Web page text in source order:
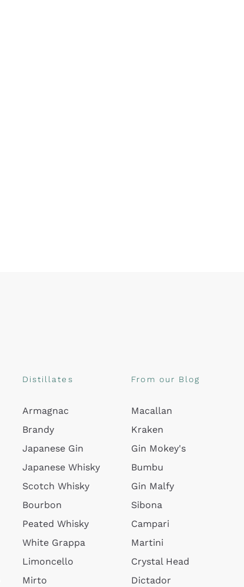
Distillates
Armagnac
Brandy
Japanese Gin
Japanese Whisky
Scotch Whisky
Bourbon
Peated Whisky
White Grappa
Limoncello
Mirto
From our Blog
Macallan
Kraken
Gin Mokey's
Bumbu
Gin Malfy
Sibona
Campari
Martini
Crystal Head
Dictador